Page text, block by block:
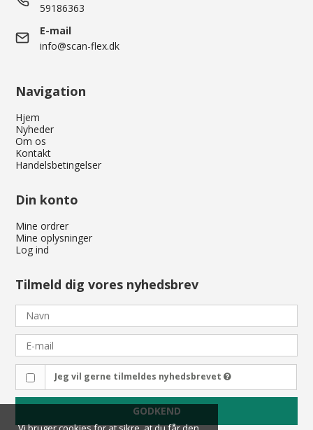
59186363
E-mail
info@scan-flex.dk
Navigation
Hjem
Nyheder
Om os
Kontakt
Handelsbetingelser
Din konto
Mine ordrer
Mine oplysninger
Log ind
Tilmeld dig vores nyhedsbrev
Jeg vil gerne tilmeldes nyhedsbrevet
GODKEND